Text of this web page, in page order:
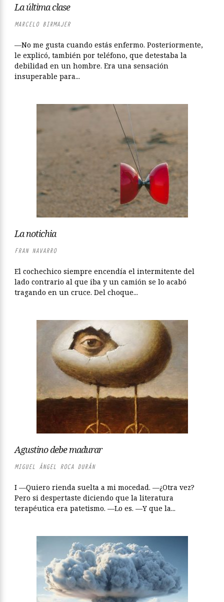
La última clase
MARCELO BIRMAJER
—No me gusta cuando estás enfermo. Posteriormente,
le explicó, también por teléfono, que detestaba la
debilidad en un hombre. Era una sensación
insuperable para...
La notichia
FRAN NAVARRO
El cochechico siempre encendía el intermitente del
lado contrario al que iba y un camión se lo acabó
tragando en un cruce. Del choque...
Agustino debe madurar
MIGUEL ÁNGEL ROCA DURÁN
I —Quiero rienda suelta a mi mocedad. —¿Otra vez?
Pero si despertaste diciendo que la literatura
terapéutica era patetismo. —Lo es. —Y que la...